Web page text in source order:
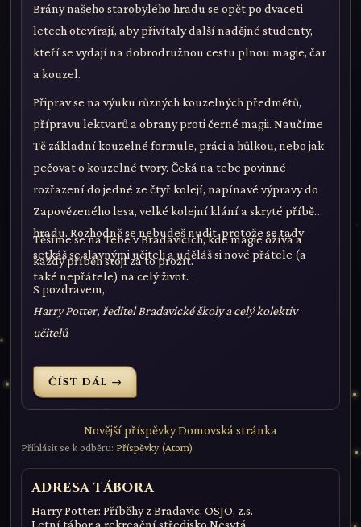
Brány našeho starobylého hradu se opět po dvaceti
letech otevírají, aby přivítaly další nadějné studenty,
kteří se vydají na dobrodružnou cestu plnou magie, čar
a kouzel.
Připrav se na výuku různých kouzelných předmětů,
přípravu lektvarů a obrany proti černé magii. Naučíme
Tě základní kouzelné formule, práci a hůlkou, nebo jak
pečovat o kouzelné tvory. Čeká na tebe povinné
rozřazení do jedné ze čtyř kolejí, napínavé výpravy do
Zapovězeného lesa, velké kolejní klání a skryté příběhy
hradu. Rozhodně se nebudeš nudit, protože se tady
setkáš se slavnými učiteli a uděláš si nové přátele (a
také nepřátele) na celý život.
Těšíme se na Tebe v Bradavicích, kde magie ožívá a
každý příběh stojí za to prožít.
S pozdravem,
Harry Potter, ředitel Bradavické školy a celý kolektiv
učitelů
ČÍST DÁL →
Novější příspěvkyDomovská stránka
Přihlásit se k odběru: Příspěvky (Atom)
ADRESA TÁBORA
Harry Potter: Příběhy z Bradavic, OSJO, z.s.